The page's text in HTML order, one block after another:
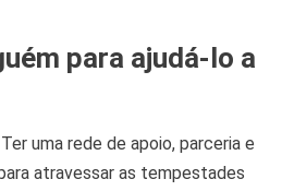
para ajudá-lo a
uma rede de apoio, parceria e
atravessar as tempestades